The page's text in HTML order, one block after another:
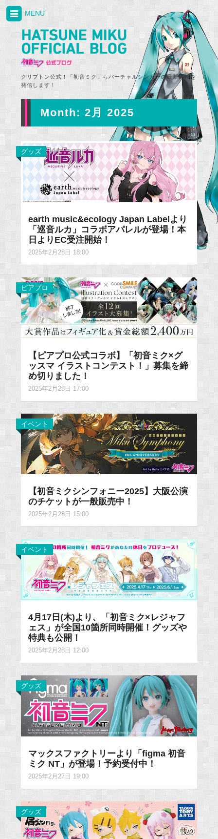
クリプトン公式！「初音ミク」らバーチャルシンガーの最新情報を
発信します！
MENU
Month: 2月 2025
グッズ
earth music&ecology Japan Labelより
「巡音ルカ」コラボアパレルが登場！本
日よりEC受注開始！
2025年2月28日 18:00
ピアプロ
【ピアプロ公式コラボ】「初音ミク×グ
ッスマ イラストコンテスト！」募集を締
め切りました！
2025年2月28日 17:00
イベント
【初音ミクシンフォニー2025】大阪公演
のチケットが一般販売中！
2025年2月28日 15:00
イベント
4月17日(木)より、「初音ミク×レジャフ
ェス」が全国10箇所同時開催！グッズや
特典も公開！
2025年2月28日 12:00
グッズ
マックスファクトリーより「figma 初音
ミク NT」が登場！予約受付中！
2025年2月27日 19:00
グッズ